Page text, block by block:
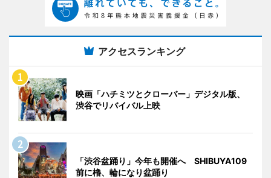
アクセスランキング
映画「ハチミツとクローバー」デジタル版、
渋谷でリバイバル上映
「渋谷盆踊り」今年も開催へ SHIBUYA109
前に櫓、輪になり盆踊り